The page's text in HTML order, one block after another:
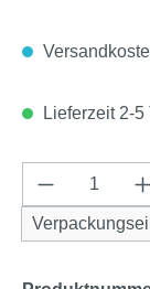
Lieferzeit 2-5
Produkt